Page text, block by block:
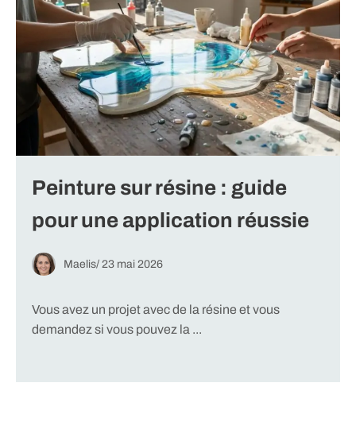
Peinture sur résine : guide
pour une application réussie
Maelis/ 23 mai 2026
Vous avez un projet avec de la résine et vous
demandez si vous pouvez la ...